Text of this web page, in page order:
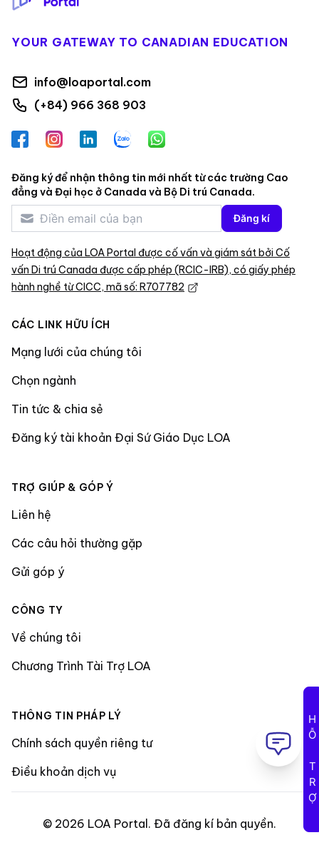
YOUR GATEWAY TO CANADIAN EDUCATION
info@loaportal.com
(+84) 966 368 903
FacebookInstagramLinkedInZalo WhatsApp
Đăng ký để nhận thông tin mới nhất từ các trường Cao
đẳng và Đại học ở Canada và Bộ Di trú Canada.
Đăng kí
Hoạt động của LOA Portal được cố vấn và giám sát bởi Cố
vấn Di trú Canada được cấp phép (RCIC-IRB), có giấy phép
hành nghề từ CICC, mã số: R707782
CÁC LINK HỮU ÍCH
Mạng lưới của chúng tôi
Chọn ngành
Tin tức & chia sẻ
Đăng ký tài khoản Đại Sứ Giáo Dục LOA
TRỢ GIÚP & GÓP Ý
Liên hệ
Các câu hỏi thường gặp
Gửi góp ý
CÔNG TY
Về chúng tôi
Chương Trình Tài Trợ LOA
THÔNG TIN PHÁP LÝ
Chính sách quyền riêng tư
Điều khoản dịch vụ
© 2026 LOA Portal . Đã đăng kí bản quyền.
HỖ TRỢ